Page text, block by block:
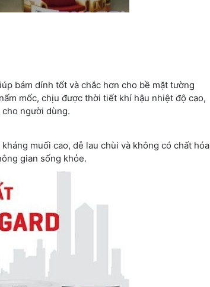
bám dính tốt và chắc hơn cho bề mặt tường
mốc, chịu được thời tiết khí hậu nhiệt độ cao,
người dùng.
muối cao, dễ lau chùi và không có chất hóa
gian sống khỏe.